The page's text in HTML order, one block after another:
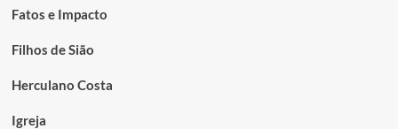
Fatos e Impacto
Filhos de Sião
Herculano Costa
Igreja